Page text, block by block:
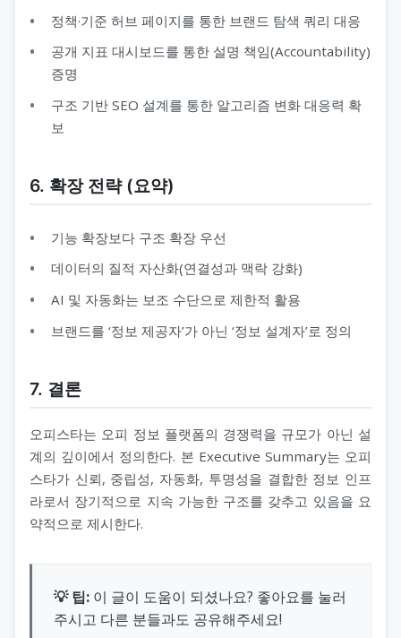
정책·기준 허브 페이지를 통한 브랜드 탐색 쿼리 대응
공개 지표 대시보드를 통한 설명 책임(Accountability)
증명
구조 기반 SEO 설계를 통한 알고리즘 변화 대응력 확
보
6. 확장 전략 (요약)
기능 확장보다 구조 확장 우선
데이터의 질적 자산화(연결성과 맥락 강화)
AI 및 자동화는 보조 수단으로 제한적 활용
브랜드를 ‘정보 제공자’가 아닌 ‘정보 설계자’로 정의
7. 결론
오피스타는 오피 정보 플랫폼의 경쟁력을 규모가 아닌 설
계의 깊이에서 정의한다. 본 Executive Summary는 오피
스타가 신뢰, 중립성, 자동화, 투명성을 결합한 정보 인프
라로서 장기적으로 지속 가능한 구조를 갖추고 있음을 요
약적으로 제시한다.
💡 팁: 이 글이 도움이 되셨나요? 좋아요를 눌러
주시고 다른 분들과도 공유해주세요!